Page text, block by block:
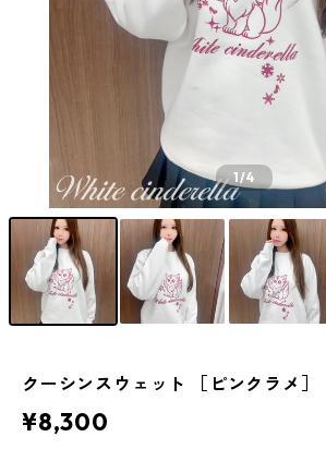
1/4
クーシンスウェット ［ピンクラメ］
¥8,300